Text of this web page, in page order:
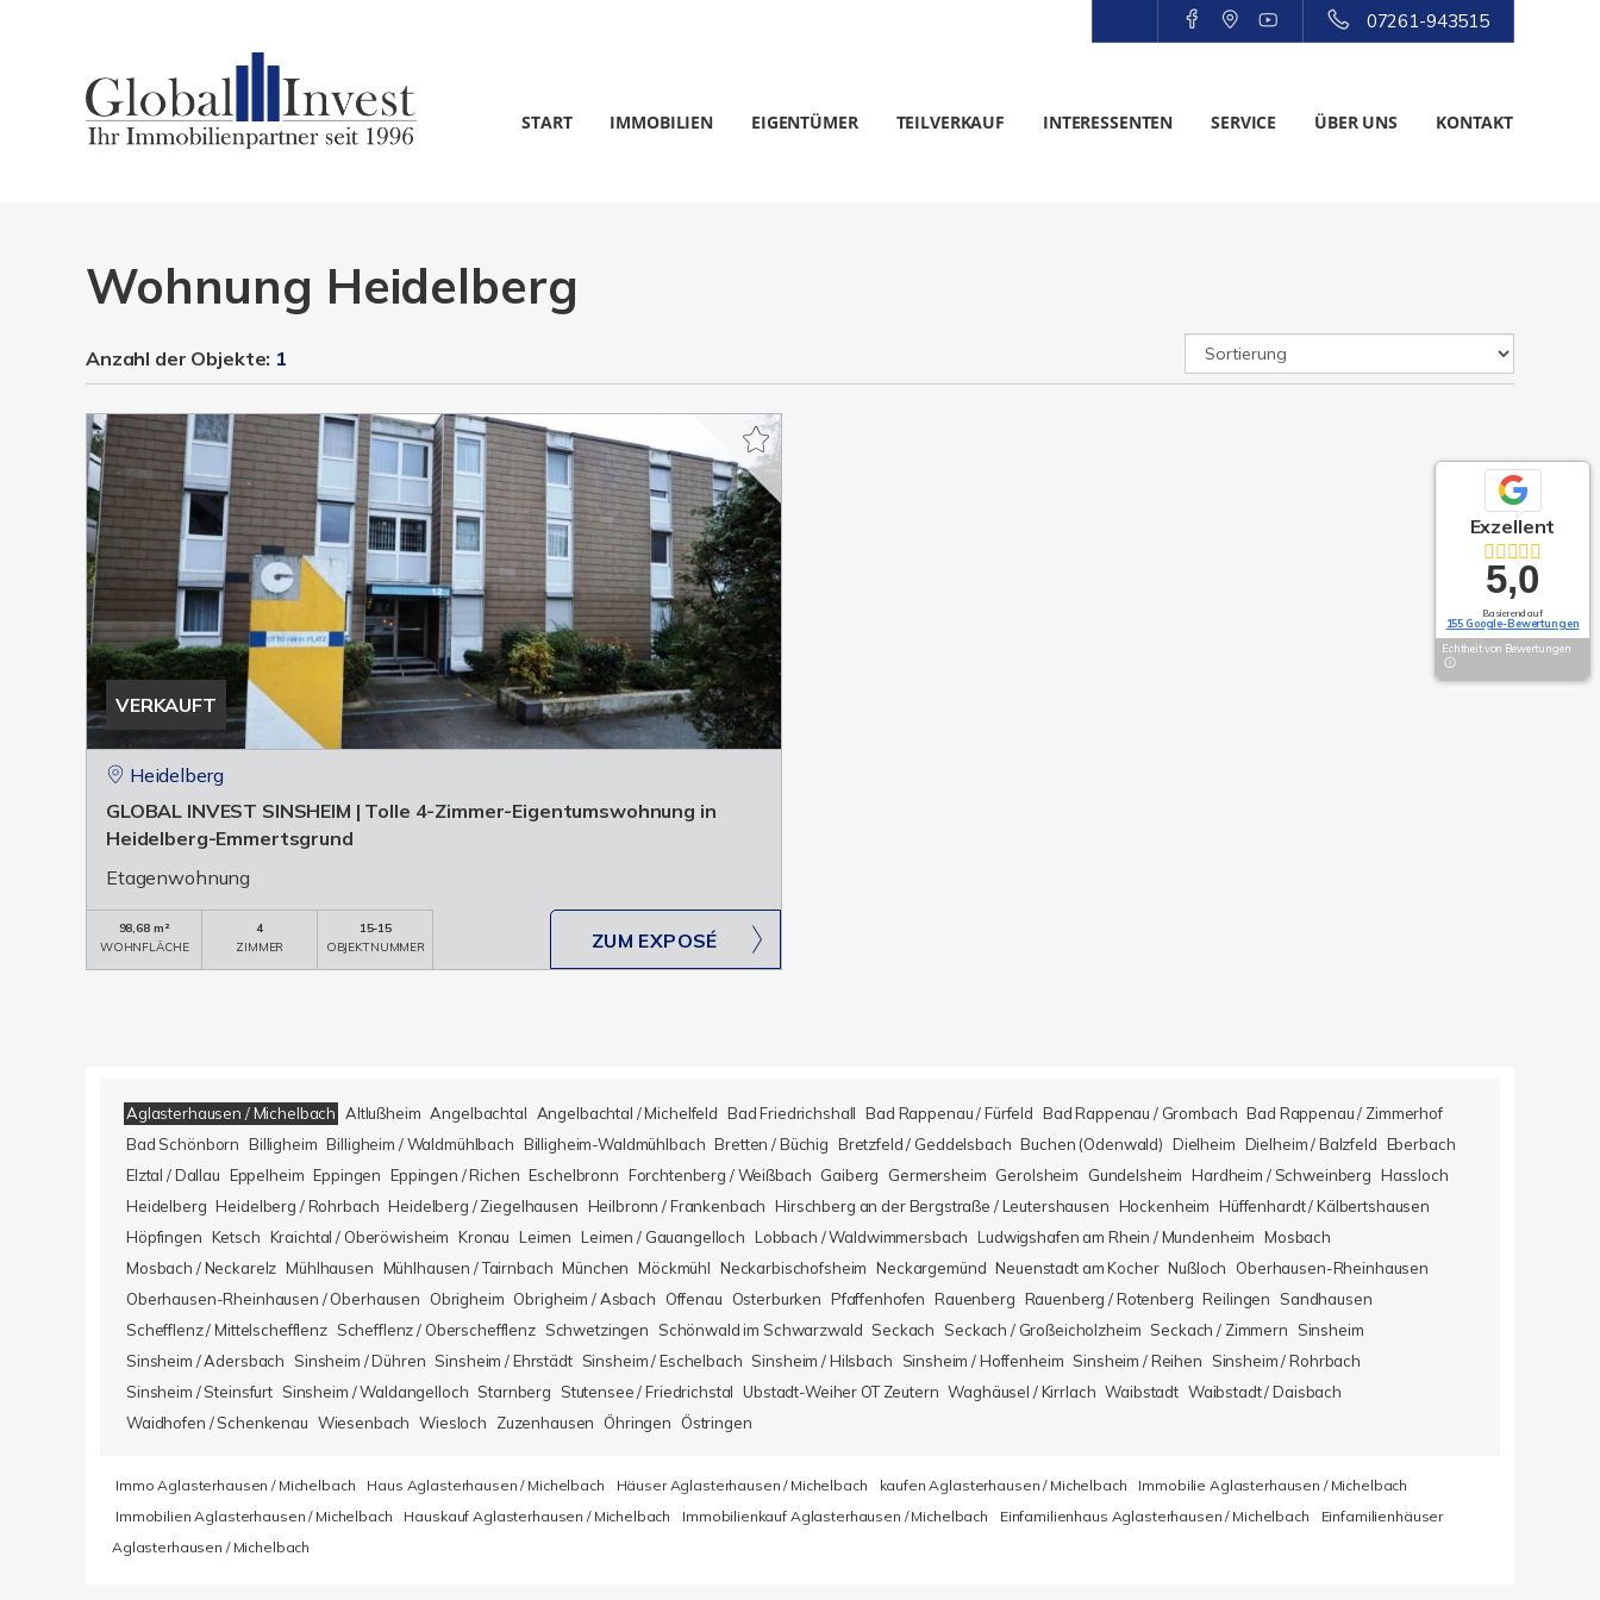
07261-943515
START IMMOBILIEN EIGENTÜMER TEILVERKAUF INTERESSENTEN SERVICE ÜBER UNS KONTAKT
Wohnung Heidelberg
Anzahl der Objekte: 1
VERKAUFT
Heidelberg
GLOBAL INVEST SINSHEIM | Tolle 4-Zimmer-Eigentumswohnung in
Heidelberg-Emmertsgrund
Etagenwohnung
98,68 m²
WOHNFLÄCHE
4
ZIMMER
15-15
OBJEKTNUMMER
ZUM EXPOSÉ
Aglasterhausen / Michelbach Altlußheim Angelbachtal Angelbachtal / Michelfeld Bad Friedrichshall Bad Rappenau / Fürfeld Bad Rappenau / Grombach Bad Rappenau / Zimmerhof
Bad Schönborn Billigheim Billigheim / Waldmühlbach Billigheim-Waldmühlbach Bretten / Büchig Bretzfeld / Geddelsbach Buchen (Odenwald) Dielheim Dielheim / Balzfeld Eberbach
Elztal / Dallau Eppelheim Eppingen Eppingen / Richen Eschelbronn Forchtenberg / Weißbach Gaiberg Germersheim Gerolsheim Gundelsheim Hardheim / Schweinberg Hassloch
Heidelberg Heidelberg / Rohrbach Heidelberg / Ziegelhausen Heilbronn / Frankenbach Hirschberg an der Bergstraße / Leutershausen Hockenheim Hüffenhardt / Kälbertshausen
Höpfingen Ketsch Kraichtal / Oberöwisheim Kronau Leimen Leimen / Gauangelloch Lobbach / Waldwimmersbach Ludwigshafen am Rhein / Mundenheim Mosbach
Mosbach / Neckarelz Mühlhausen Mühlhausen / Tairnbach München Möckmühl Neckarbischofsheim Neckargemünd Neuenstadt am Kocher Nußloch
Oberhausen-Rheinhausen
Oberhausen-Rheinhausen / Oberhausen
Obrigheim Obrigheim / Asbach Offenau Osterburken Pfaffenhofen Rauenberg Rauenberg / Rotenberg Reilingen
Sandhausen
Schefflenz / Mittelschefflenz Schefflenz / Oberschefflenz Schwetzingen Schönwald im Schwarzwald Seckach Seckach / Großeicholzheim Seckach / Zimmern
Sinsheim
Sinsheim / Adersbach
Sinsheim / Dühren Sinsheim / Ehrstädt Sinsheim / Eschelbach Sinsheim / Hilsbach Sinsheim / Hoffenheim Sinsheim / Reihen
Sinsheim / Rohrbach
Sinsheim / Steinsfurt Sinsheim / Waldangelloch Starnberg Stutensee / Friedrichstal Ubstadt-Weiher OT Zeutern Waghäusel / Kirrlach Waibstadt Waibstadt / Daisbach
Waidhofen / Schenkenau Wiesenbach Wiesloch Zuzenhausen Öhringen Östringen
Immo Aglasterhausen / Michelbach Haus Aglasterhausen / Michelbach Häuser Aglasterhausen / Michelbach kaufen Aglasterhausen / Michelbach
Immobilie Aglasterhausen / Michelbach
Immobilien Aglasterhausen / Michelbach
Hauskauf Aglasterhausen / Michelbach Immobilienkauf Aglasterhausen / Michelbach Einfamilienhaus Aglasterhausen / Michelbach
Einfamilienhäuser
Aglasterhausen / Michelbach
Exzellent
5,0
Basierend auf
155 Google-Bewertungen
Echtheit von Bewertungen